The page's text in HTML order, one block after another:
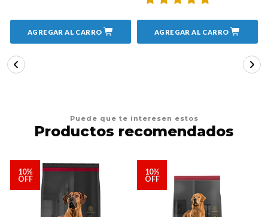
AGREGAR AL CARRO AGREGAR AL CARRO
Puede que te interesen estos
Productos recomendados
10%
OFF
10%
OFF